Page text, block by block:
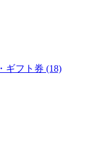
ギフト券 (18)